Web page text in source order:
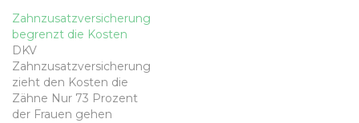
Zahnzusatzversicherung
begrenzt die Kosten
DKV
Zahnzusatzversicherung
zieht den Kosten die
Zähne Nur 73 Prozent
der Frauen gehen